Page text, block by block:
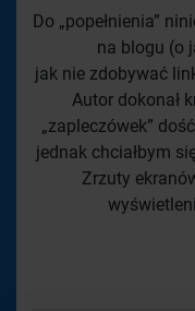
Do „popełnienia”
na blogu (o
jak nie zdobywać
Autor dokonał
„zapleczówek”
jednak chciałbym
Zrzuty